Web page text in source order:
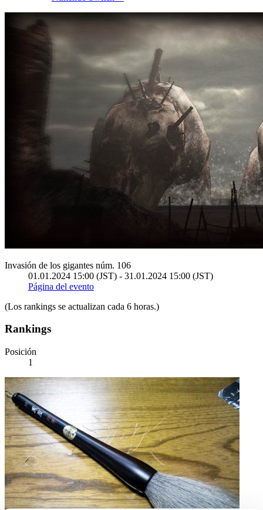
Invasión de los gigantes núm. 106
01.01.2024 15:00 (JST) - 31.01.2024 15:00 (JST)
Página del evento
(Los rankings se actualizan cada 6 horas.)
Rankings
Posición
1